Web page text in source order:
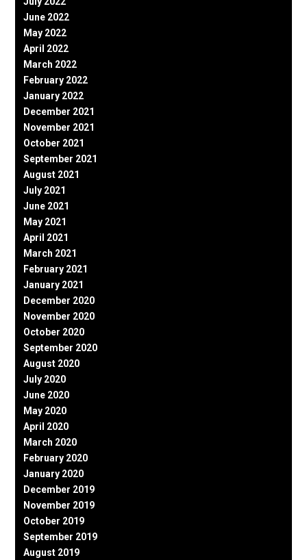
June 2022
May 2022
April 2022
March 2022
February 2022
January 2022
December 2021
November 2021
October 2021
September 2021
August 2021
July 2021
June 2021
May 2021
April 2021
March 2021
February 2021
January 2021
December 2020
November 2020
October 2020
September 2020
August 2020
July 2020
June 2020
May 2020
April 2020
March 2020
February 2020
January 2020
December 2019
November 2019
October 2019
September 2019
August 2019